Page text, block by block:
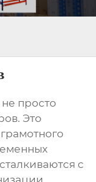
не просто
Это
с